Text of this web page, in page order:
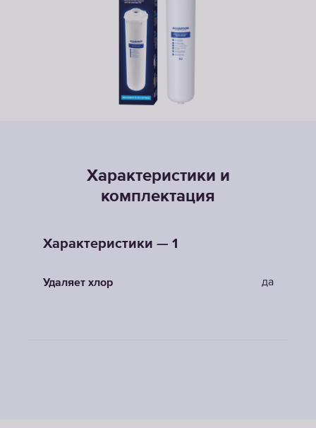
Характеристики и
комплектация
Характеристики — 1
Удаляет хлор да